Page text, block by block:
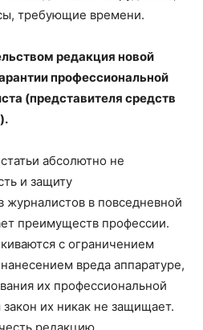
требующие времени.
редакция новой
профессиональной
(представителя средств
абсолютно не
и защиту
журналистов в повседневной
преимуществ профессии.
с ограничением
вреда аппаратуре,
их профессиональной
их никак не защищает.